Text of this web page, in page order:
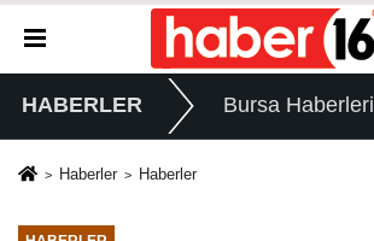
HABERLER Bursa Haberleri
Haberler Haberler